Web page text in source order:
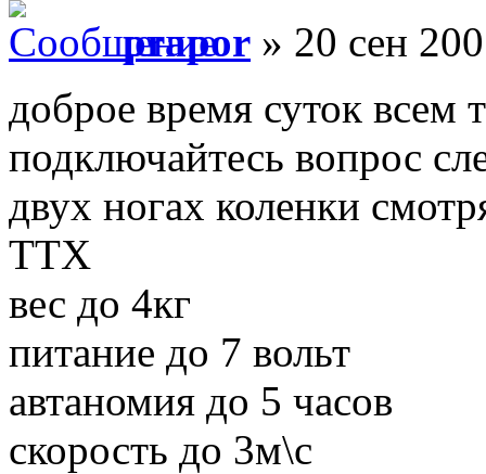
prapor » 20 сен
доброе время суток всем
подключайтесь вопрос
двух ногах коленки
ТТХ
вес до 4кг
питание до 7 вольт
автаномия до 5 часов
скорость до 3м\с